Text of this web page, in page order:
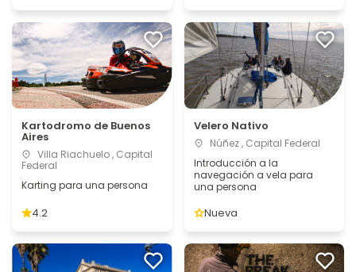
Kartodromo de Buenos
Aires
Villa Riachuelo , Capital
Federal
Karting para una persona
4.2
Velero Nativo
Núñez , Capital Federal
Introducción a la
navegación a vela para
una persona
Nueva